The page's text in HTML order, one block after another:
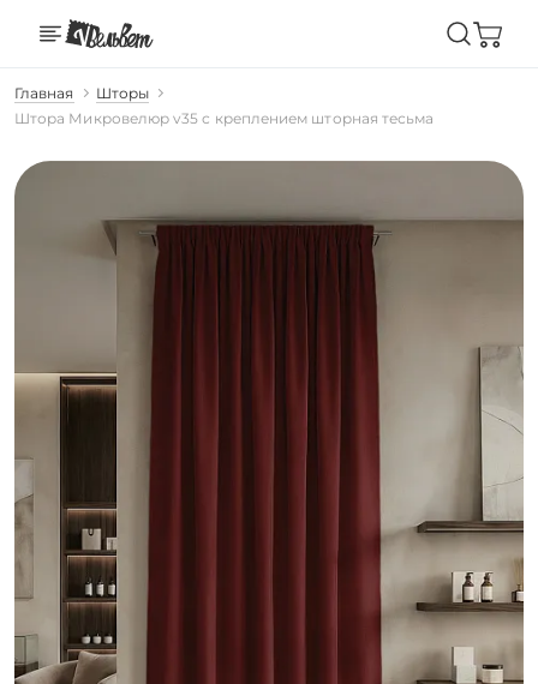
Главная
Шторы
Штора Микровелюр v35 с креплением шторная тесьма